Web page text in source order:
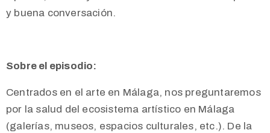
y buena conversación.
Sobre el episodio:
Centrados en el arte en Málaga, nos preguntaremos
por la salud del ecosistema artístico en Málaga
(galerías, museos, espacios culturales, etc.). De la